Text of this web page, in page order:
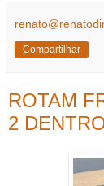
Compartilhar
ROTAM
2